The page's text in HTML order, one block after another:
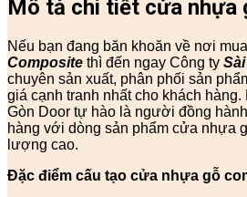
Mô tả chi tiết cửa nhựa
Nếu bạn đang băn khoăn về nơi mua
Composite thì đến ngay Công ty
chuyên sản xuất, phân phối sản
giá cạnh tranh nhất cho khách
Gòn Door tự hào là người đồng
hàng với dòng sản phẩm cửa nhựa
lượng cao.
Đặc điểm cấu tạo cửa nhựa gỗ